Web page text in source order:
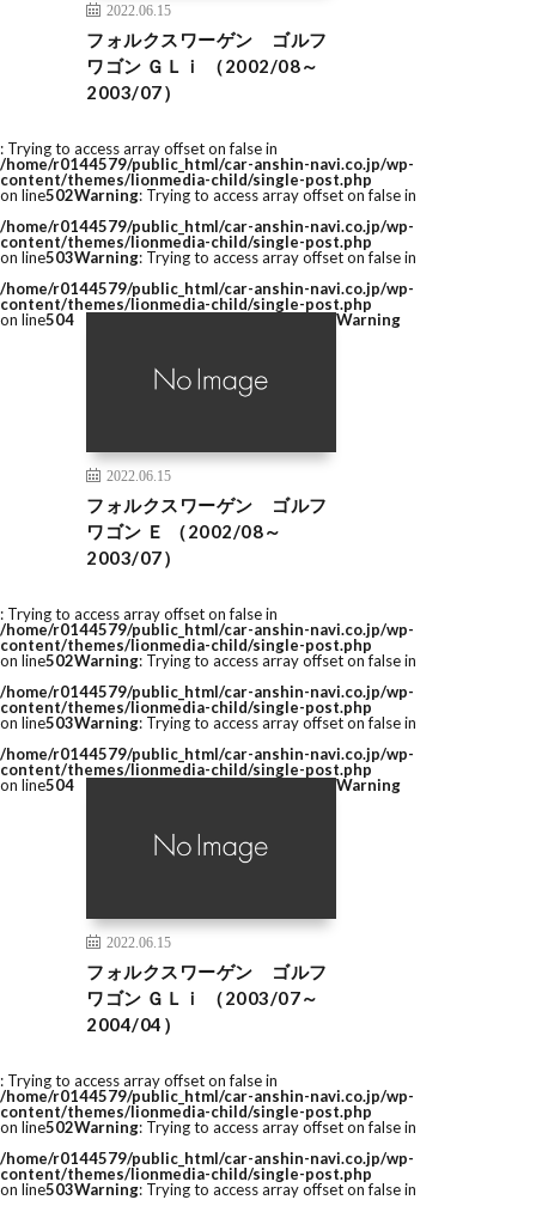
2022.06.15
フォルクスワーゲン ゴルフ
ワゴン ＧＬｉ （2002/08～
2003/07）
: Trying to access array offset on false in
/home/r0144579/public_html/car-anshin-navi.co.jp/wp-
content/themes/lionmedia-child/single-post.php
on line502Warning: Trying to access array offset on false in
/home/r0144579/public_html/car-anshin-navi.co.jp/wp-
content/themes/lionmedia-child/single-post.php
on line503Warning: Trying to access array offset on false in
/home/r0144579/public_html/car-anshin-navi.co.jp/wp-
content/themes/lionmedia-child/single-post.php
on line504
2022.06.15
フォルクスワーゲン ゴルフ
ワゴン Ｅ （2002/08～
2003/07）
Warning
: Trying to access array offset on false in
/home/r0144579/public_html/car-anshin-navi.co.jp/wp-
content/themes/lionmedia-child/single-post.php
on line502Warning: Trying to access array offset on false in
/home/r0144579/public_html/car-anshin-navi.co.jp/wp-
content/themes/lionmedia-child/single-post.php
on line503Warning: Trying to access array offset on false in
/home/r0144579/public_html/car-anshin-navi.co.jp/wp-
content/themes/lionmedia-child/single-post.php
on line504
2022.06.15
フォルクスワーゲン ゴルフ
ワゴン ＧＬｉ （2003/07～
2004/04）
Warning
: Trying to access array offset on false in
/home/r0144579/public_html/car-anshin-navi.co.jp/wp-
content/themes/lionmedia-child/single-post.php
on line502Warning: Trying to access array offset on false in
/home/r0144579/public_html/car-anshin-navi.co.jp/wp-
content/themes/lionmedia-child/single-post.php
on line503Warning: Trying to access array offset on false in